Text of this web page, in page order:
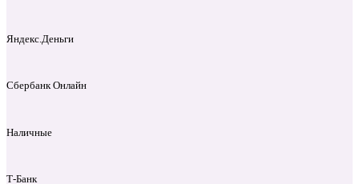
Яндекс.Деньги
Сбербанк Онлайн
Наличные
Т‑Банк